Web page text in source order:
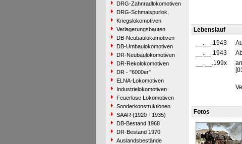
DRG-Zahnradlokomotiven
DRG-Schmalspurlok.
Kriegslokomotiven
Verlagerungsbauten
DB-Neubaulokomotiven
DB-Umbaulokomotiven
DR-Neubaulokomotiven
DR-Rekolokomotiven
DR - "6000er"
ELNA-Lokomotiven
Industrielokomotiven
Feuerlose Lokomotiven
Sonderkonstruktionen
SAAR (1920 - 1935)
DB-Bestand 1968
DR-Bestand 1970
Auslandsbestände
Lebenslauf
__.__.1943
__.__.1943
__.__.199x
Fotos